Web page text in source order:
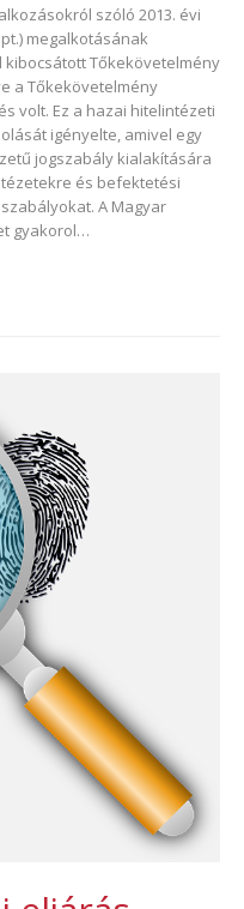
szóló 2013. évi
megalkotásának
kibocsátott Tőkekövetelmény
a Tőkekövetelmény
volt. Ez a hazai hitelintézeti
igényelte, amivel egy
jogszabály kialakítására
és befektetési
A Magyar
gyakorol…